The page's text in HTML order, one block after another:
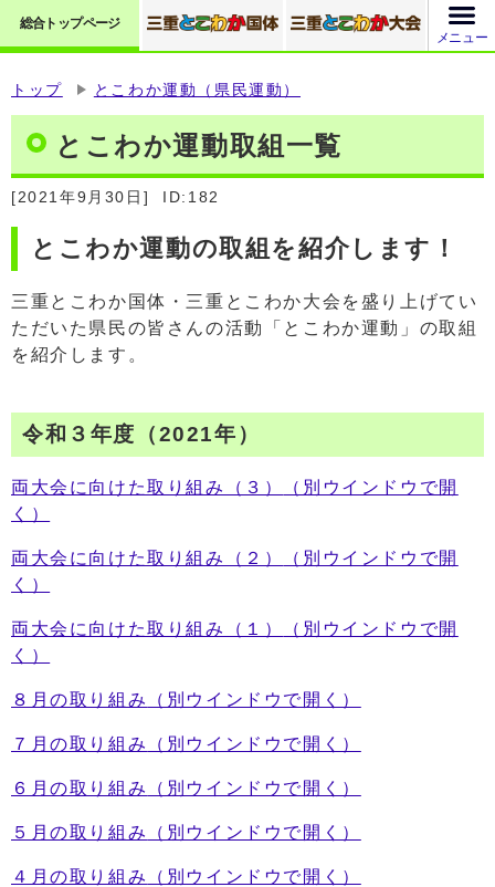
総合トップページ
メニュー
トップ とこわか運動（県民運動）
とこわか運動取組一覧
[2021年9月30日] ID:182
とこわか運動の取組を紹介します！
三重とこわか国体・三重とこわか大会を盛り上げてい
ただいた県民の皆さんの活動「とこわか運動」の取組
を紹介します。
令和３年度（2021年）
両大会に向けた取り組み（３）
（別ウインドウで開
く）
両大会に向けた取り組み（２）
（別ウインドウで開
く）
両大会に向けた取り組み（１）
（別ウインドウで開
く）
８月の取り組み （別ウインドウで開く）
７月の取り組み （別ウインドウで開く）
６月の取り組み （別ウインドウで開く）
５月の取り組み （別ウインドウで開く）
４月の取り組み （別ウインドウで開く）